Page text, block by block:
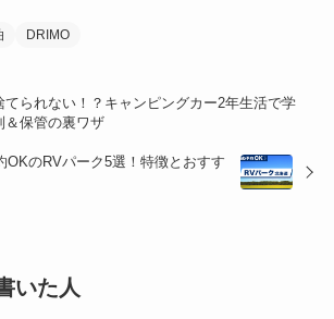
(8)
DRIMO
てられない！？キャンピングカー2年生活で学
＆保管の裏ワザ
OKのRVパーク5選！特徴とおすす
いた人